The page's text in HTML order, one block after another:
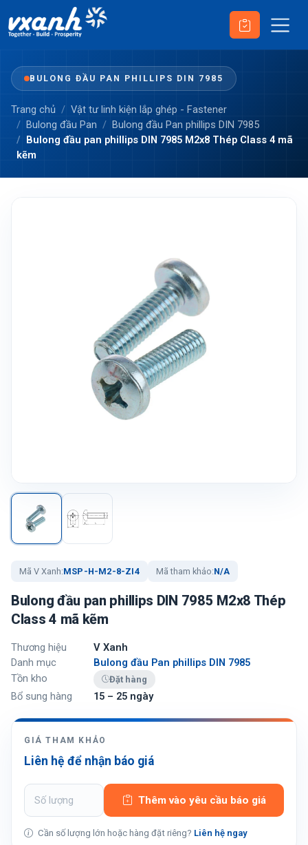
BULONG ĐẦU PAN PHILLIPS DIN 7985
Trang chủ
Vật tư linh kiện lắp ghép - Fastener
Bulong đầu Pan
Bulong đầu Pan phillips DIN 7985
Bulong đầu pan phillips DIN 7985 M2x8 Thép Class 4 mã
kẽm
Mã V Xanh:MSP-H-M2-8-ZI4 Mã tham khảo:N/A
Bulong đầu pan phillips DIN 7985 M2x8 Thép
Class 4 mã kẽm
Thương hiệu
V Xanh
Danh mục
Bulong đầu Pan phillips DIN 7985
Tồn kho
Đặt hàng
Bổ sung hàng 15 – 25 ngày
GIÁ THAM KHẢO
Liên hệ để nhận báo giá
Thêm vào yêu cầu báo giá
Cần số lượng lớn hoặc hàng đặt riêng? Liên hệ ngay